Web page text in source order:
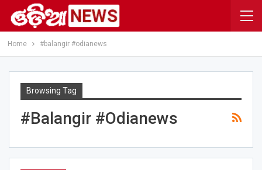
Home #balangir #odianews
Browsing Tag
#balangir #odianews